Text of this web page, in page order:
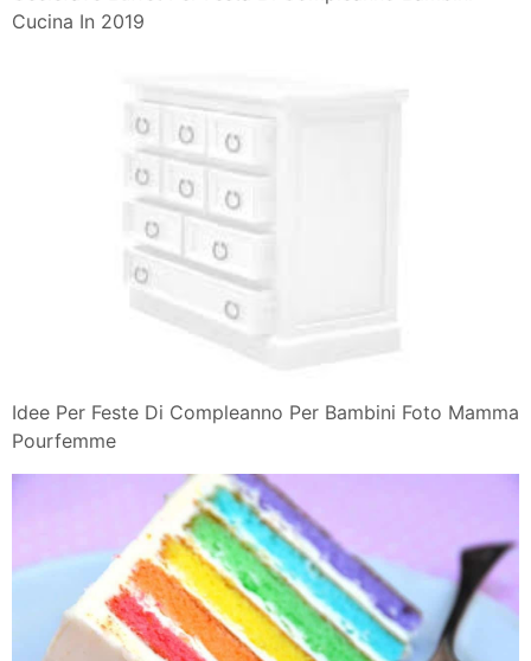
Cucina In 2019
Idee Per Feste Di Compleanno Per Bambini Foto Mamma
Pourfemme